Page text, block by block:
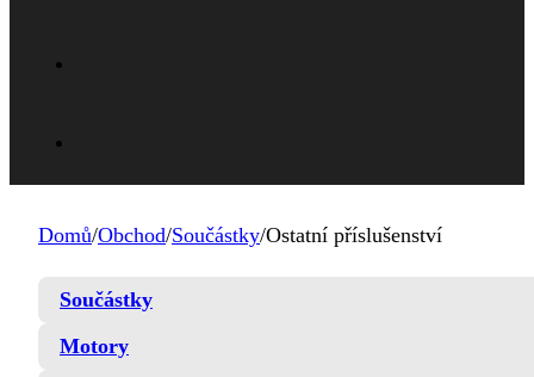
Domů/Obchod/Součástky/Ostatní příslušenství
Součástky
Motory